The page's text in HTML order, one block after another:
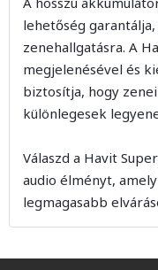
lehetőség
zenehallgatásra. A
megjelenésével és
biztosítja, hogy
különlegesek
Válaszd a Havit
audio élményt,
legmagasabb